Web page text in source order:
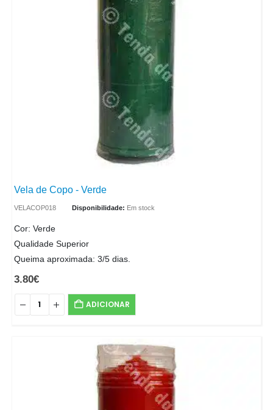
Vela de Copo - Verde
VELACOP018 Disponibilidade: Em stock
Cor: Verde
Qualidade Superior
Queima aproximada: 3/5 dias.
3.80€
ADICIONAR